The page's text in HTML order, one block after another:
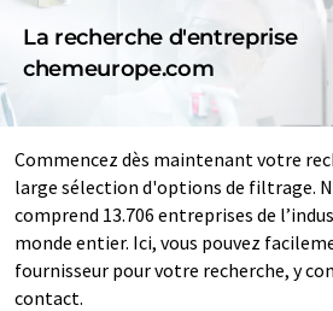
La recherche d'entreprise
chemeurope.com
Commencez dès maintenant votre
large sélection d'options de filtrage.
comprend 13.706 entreprises de
monde entier. Ici, vous pouvez
fournisseur pour votre recherche, y
contact.